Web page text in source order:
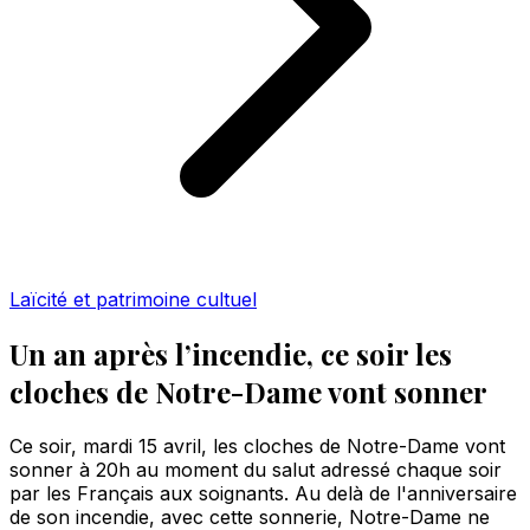
Laïcité et patrimoine cultuel
Un an après l’incendie, ce soir les
cloches de Notre-Dame vont sonner
Ce soir, mardi 15 avril, les cloches de Notre-Dame vont
sonner à 20h au moment du salut adressé chaque soir
par les Français aux soignants. Au delà de l'anniversaire
de son incendie, avec cette sonnerie, Notre-Dame ne